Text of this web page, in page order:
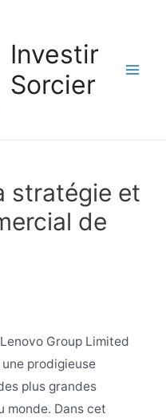
Investir
Sorcier
stratégie et
de
Group Limited
une prodigieuse
plus grandes
monde. Dans cet